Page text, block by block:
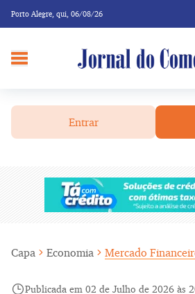
Porto Alegre, qui, 06/08/26
Entrar
Capa Economia Mercado
Publicada em 02 de Julho de 2026 às